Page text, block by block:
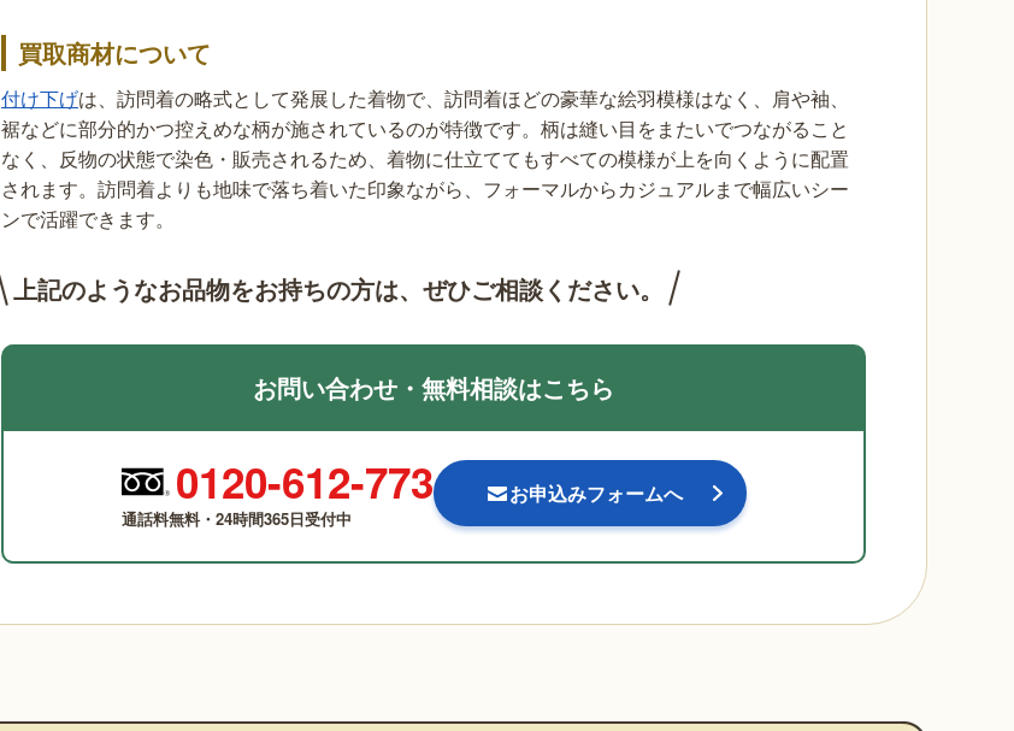
買取商材について
付け下げは、訪問着の略式として発展した着物で、訪問着ほどの豪華な絵羽模様はなく、肩や袖、
裾などに部分的かつ控えめな柄が施されているのが特徴です。柄は縫い目をまたいでつながること
なく、反物の状態で染色・販売されるため、着物に仕立ててもすべての模様が上を向くように配置
されます。訪問着よりも地味で落ち着いた印象ながら、フォーマルからカジュアルまで幅広いシー
ンで活躍できます。
上記のようなお品物をお持ちの方は、 ぜひご相談ください。
お問い合わせ・無料相談はこちら
0120-612-773
通話料無料・24時間365日受付中
お申込みフォームへ